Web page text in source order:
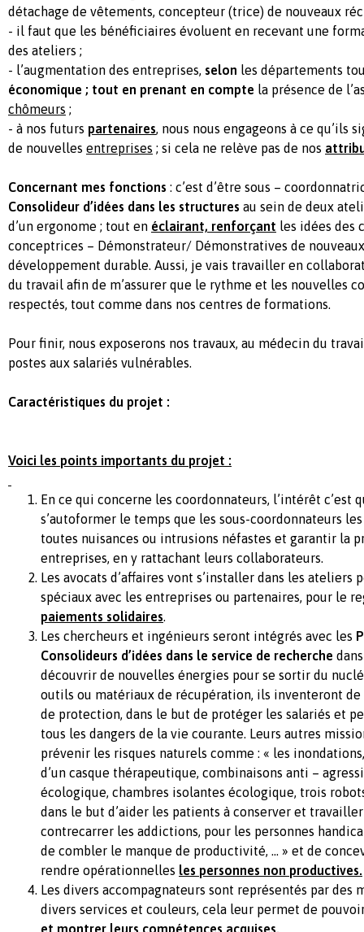
détachage de vêtements, concepteur (trice) de nouveaux
- il faut que les bénéficiaires évoluent en recevant une
des ateliers ;
- l’augmentation des entreprises, selon les départements
économique ; tout en prenant en compte la présence de
chômeurs ;
- à nos futurs partenaires, nous nous engageons à ce qu’ils
de nouvelles entreprises ; si cela ne relève pas de nos
Concernant mes fonctions : c’est d’être sous –
Consolideur d’idées dans les structures au sein de deux
d’un ergonome ; tout en éclairant, renforçant les idées des
conceptrices – Démonstrateur/ Démonstratives de
développement durable. Aussi, je vais travailler en
du travail afin de m’assurer que le rythme et les nouvelles
respectés, tout comme dans nos centres de formations.
Pour finir, nous exposerons nos travaux, au médecin du
postes aux salariés vulnérables.
Caractéristiques du projet :
Voici les points importants du projet :
En ce qui concerne les coordonnateurs, l’intérêt c’est
s’autoformer le temps que les sous-coordonnateurs
toutes nuisances ou intrusions néfastes et garantir la
entreprises, en y rattachant leurs collaborateurs.
Les avocats d’affaires vont s’installer dans les ateliers
spéciaux avec les entreprises ou partenaires, pour le
paiements solidaires.
Les chercheurs et ingénieurs seront intégrés avec les
Consolideurs d’idées dans le service de recherche
découvrir de nouvelles énergies pour se sortir du
outils ou matériaux de récupération, ils inventeront
de protection, dans le but de protéger les salariés et
tous les dangers de la vie courante. Leurs autres
prévenir les risques naturels comme : « les
d’un casque thérapeutique, combinaisons anti –
écologique, chambres isolantes écologique, trois
dans le but d’aider les patients à conserver et
contrecarrer les addictions, pour les personnes
de combler le manque de productivité, … » et de
rendre opérationnelles les personnes non productives.
Les divers accompagnateurs sont représentés par des
divers services et couleurs, cela leur permet de
et montrer leurs compétences acquises.